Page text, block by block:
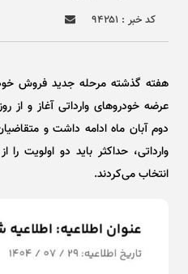
کد خبر : ۹۴۲۵۱
هفته گذشته مرحله جدید فروش
دوم آبان ماه ادامه داشت و
وارداتی، حداکثر باید دو اولویت
انتخاب می‌کردند.